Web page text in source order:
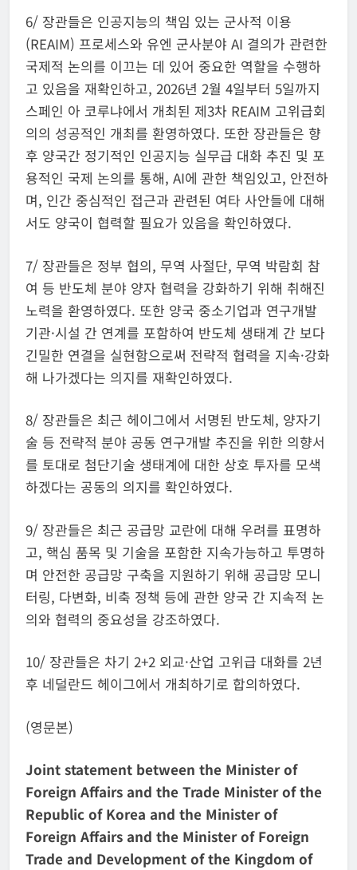
6/ 장관들은 인공지능의 책임 있는 군사적 이용
(REAIM) 프로세스와 유엔 군사분야 AI 결의가 관련한
국제적 논의를 이끄는 데 있어 중요한 역할을 수행하
고 있음을 재확인하고, 2026년 2월 4일부터 5일까지
스페인 아 코루냐에서 개최된 제3차 REAIM 고위급회
의의 성공적인 개최를 환영하였다. 또한 장관들은 향
후 양국간 정기적인 인공지능 실무급 대화 추진 및 포
용적인 국제 논의를 통해, AI에 관한 책임있고, 안전하
며, 인간 중심적인 접근과 관련된 여타 사안들에 대해
서도 양국이 협력할 필요가 있음을 확인하였다.
7/ 장관들은 정부 협의, 무역 사절단, 무역 박람회 참
여 등 반도체 분야 양자 협력을 강화하기 위해 취해진
노력을 환영하였다. 또한 양국 중소기업과 연구개발
기관·시설 간 연계를 포함하여 반도체 생태계 간 보다
긴밀한 연결을 실현함으로써 전략적 협력을 지속·강화
해 나가겠다는 의지를 재확인하였다.
8/ 장관들은 최근 헤이그에서 서명된 반도체, 양자기
술 등 전략적 분야 공동 연구개발 추진을 위한 의향서
를 토대로 첨단기술 생태계에 대한 상호 투자를 모색
하겠다는 공동의 의지를 확인하였다.
9/ 장관들은 최근 공급망 교란에 대해 우려를 표명하
고, 핵심 품목 및 기술을 포함한 지속가능하고 투명하
며 안전한 공급망 구축을 지원하기 위해 공급망 모니
터링, 다변화, 비축 정책 등에 관한 양국 간 지속적 논
의와 협력의 중요성을 강조하였다.
10/ 장관들은 차기 2+2 외교·산업 고위급 대화를 2년
후 네덜란드 헤이그에서 개최하기로 합의하였다.
(영문본)
Joint statement between the Minister of
Foreign Affairs and the Trade Minister of the
Republic of Korea and the Minister of
Foreign Affairs and the Minister of Foreign
Trade and Development of the Kingdom of